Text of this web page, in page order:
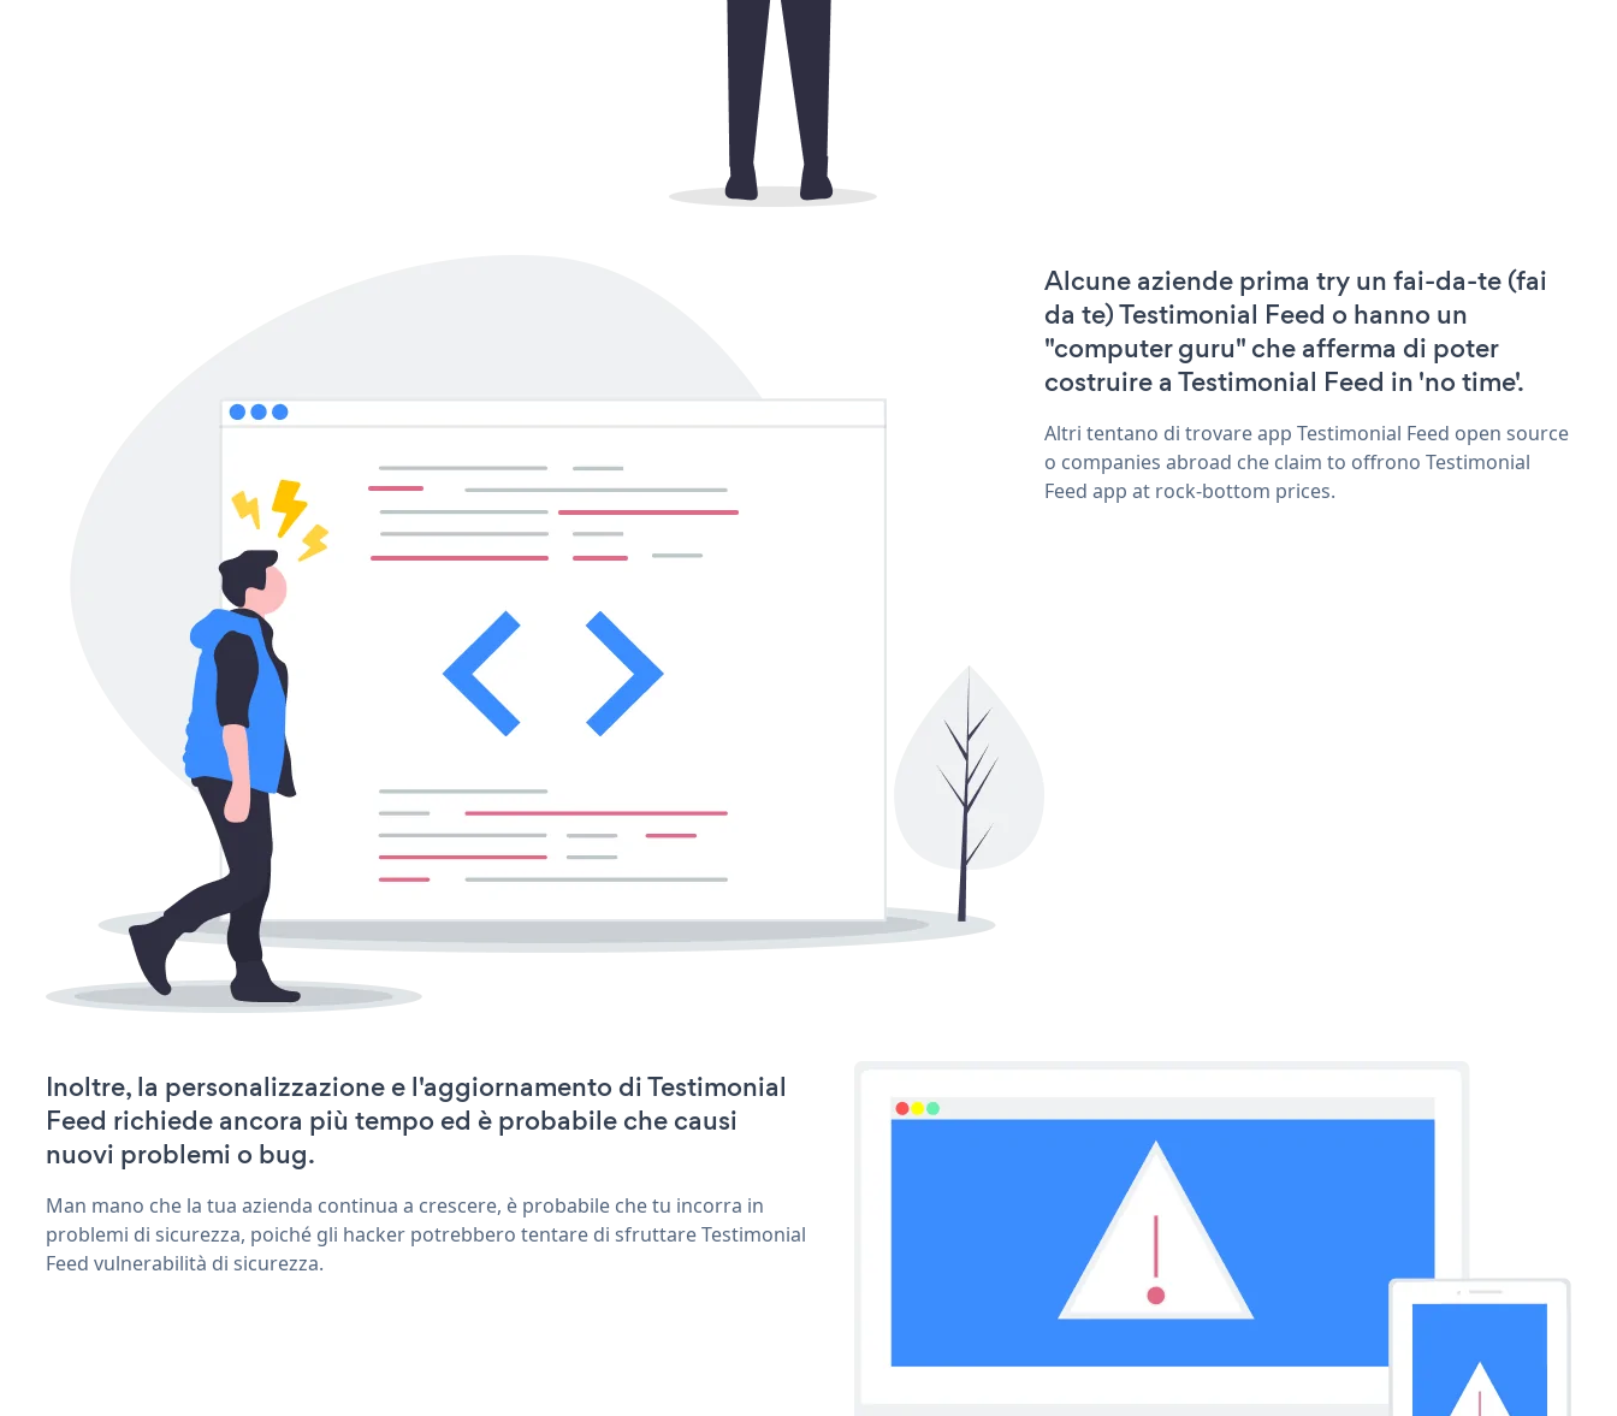
Alcune aziende prima try un fai-da-te (fai
da te) Testimonial Feed o hanno un
"computer guru" che afferma di poter
costruire a Testimonial Feed in 'no time'.
Altri tentano di trovare app Testimonial Feed open source
o companies abroad che claim to offrono Testimonial
Feed app at rock-bottom prices.
Inoltre, la personalizzazione e l'aggiornamento di Testimonial
Feed richiede ancora più tempo ed è probabile che causi
nuovi problemi o bug.
Man mano che la tua azienda continua a crescere, è probabile che tu incorra in
problemi di sicurezza, poiché gli hacker potrebbero tentare di sfruttare Testimonial
Feed vulnerabilità di sicurezza.